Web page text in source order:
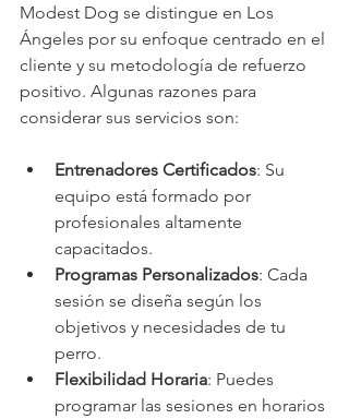
Modest Dog se distingue en Los
Ángeles por su enfoque centrado en el
cliente y su metodología de refuerzo
positivo. Algunas razones para
considerar sus servicios son:
Entrenadores Certificados: Su
equipo está formado por
profesionales altamente
capacitados.
Programas Personalizados: Cada
sesión se diseña según los
objetivos y necesidades de tu
perro.
Flexibilidad Horaria: Puedes
programar las sesiones en horarios